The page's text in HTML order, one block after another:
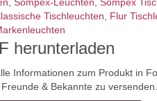
, Sompex-Leuchten, Sompex
Tischleuchten, Flur
herunterladen
Informationen zum Produkt in
& Bekannte zu versenden.